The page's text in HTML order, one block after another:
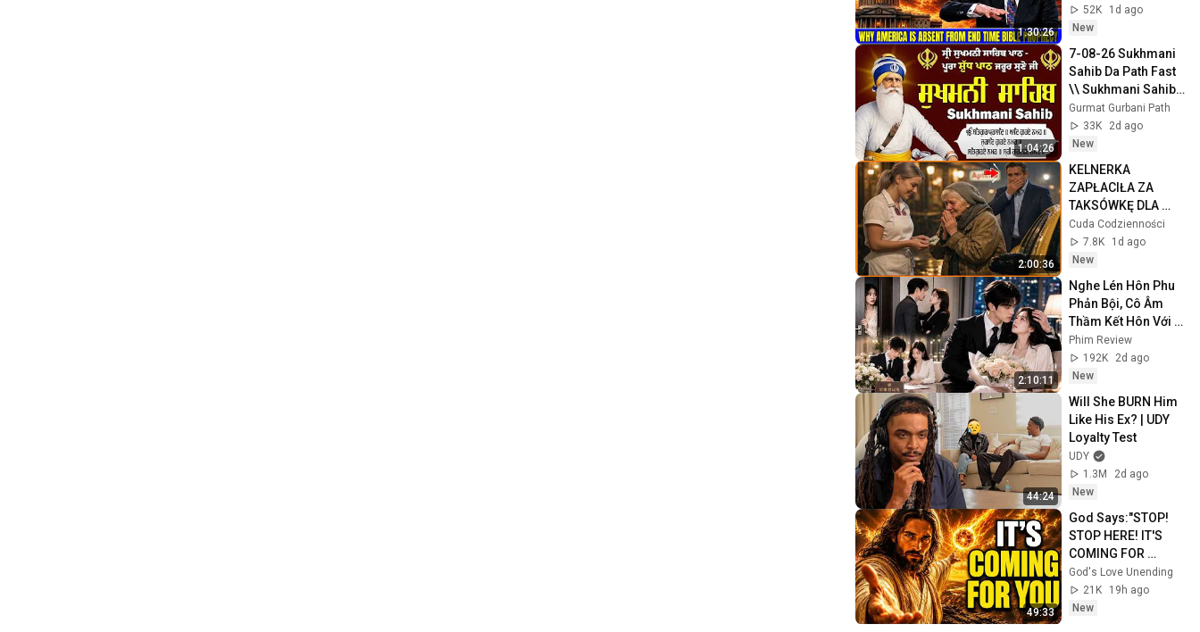
1:30:26
Bible Prophecy 💥🔴
David Jeremiah
52K
1d ago
New
1:04:26
7-08-26 Sukhmani
Sahib Da Path Fast
\\ Sukhmani Sahib
Full Path \\ ਸੁਖਮਨੀ
ਸਾਹਿਬ ਪਾਠ
Gurmat Gurbani Path
33K
2d ago
New
2:00:36
KELNERKA
ZAPŁACIŁA ZA
TAKSÓWKĘ DLA
STARSZEJ KOBIETY
NIE WIEDZĄC ŻE
MILIONER PATRZY
Cuda Codzienności
7.8K
1d ago
New
2:10:11
Nghe Lén Hôn Phu
Phản Bội, Cô Âm
Thầm Kết Hôn Với
Tổng Tài Và Được
Cưng Chiều Như
Báu Vật
Phim Review
192K
2d ago
New
44:24
Will She BURN Him
Like His Ex? | UDY
Loyalty Test
UDY
1.3M
2d ago
New
49:33
God Says:"STOP!
STOP HERE! IT'S
COMING FOR
YOU"/God Message
Now/God Message
God's Love Unending
21K
19h ago
New